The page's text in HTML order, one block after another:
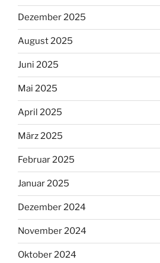
Dezember 2025
August 2025
Juni 2025
Mai 2025
April 2025
März 2025
Februar 2025
Januar 2025
Dezember 2024
November 2024
Oktober 2024